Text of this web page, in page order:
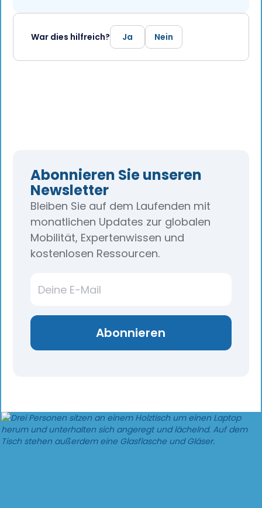
War dies hilfreich? Ja Nein
Abonnieren Sie unseren
Newsletter
Bleiben Sie auf dem Laufenden mit
monatlichen Updates zur globalen
Mobilität, Expertenwissen und
kostenlosen Ressourcen.